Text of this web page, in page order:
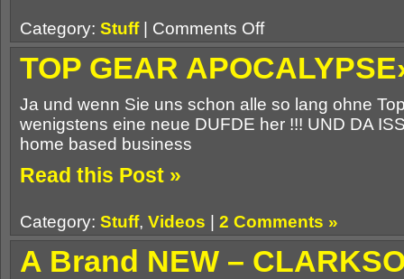
Category: Stuff| Comments Offon
……
TOP GEAR
Ja und wenn Sie uns schon alle so lang ohne
wenigstens eine neue DUFDE her !!! UND DA
home based business
Read this Post »
Category: Stuff, Videos 2 Comments »
A Brand NEW –